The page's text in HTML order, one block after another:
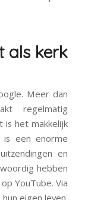
als kerk
Meer dan
regelmatig
is het makkelijk
een enorme
en
hebben
YouTube. Via
eigen leven.